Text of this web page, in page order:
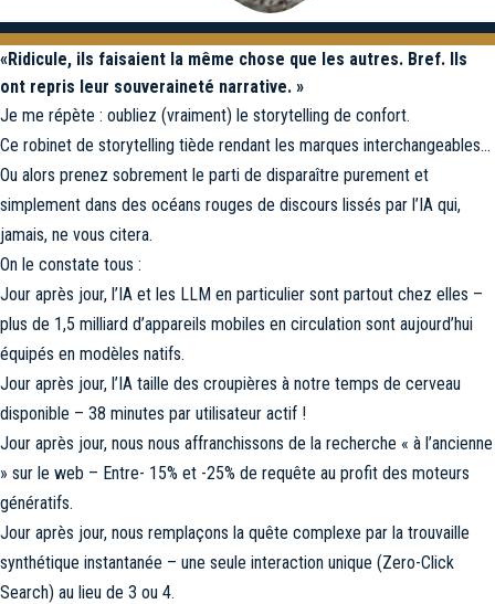
«Ridicule, ils faisaient la même chose que les autres. Bref. Ils
ont repris leur souveraineté narrative. »
Je me répète : oubliez (vraiment) le storytelling de confort.
Ce robinet de storytelling tiède rendant les marques interchangeables…
Ou alors prenez sobrement le parti de disparaître purement et
simplement dans des océans rouges de discours lissés par l’IA qui,
jamais, ne vous citera.
On le constate tous :
Jour après jour, l’IA et les LLM en particulier sont partout chez elles –
plus de 1,5 milliard d’appareils mobiles en circulation sont aujourd’hui
équipés en modèles natifs.
Jour après jour, l’IA taille des croupières à notre temps de cerveau
disponible – 38 minutes par utilisateur actif !
Jour après jour, nous nous affranchissons de la recherche « à l’ancienne
» sur le web – Entre- 15% et -25% de requête au profit des moteurs
génératifs.
Jour après jour, nous remplaçons la quête complexe par la trouvaille
synthétique instantanée – une seule interaction unique (Zero-Click
Search) au lieu de 3 ou 4.